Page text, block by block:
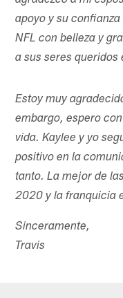
apoyo y su
NFL con belleza y
a sus seres queridos
Estoy muy
embargo, espero
vida. Kaylee y yo
positivo en la
tanto. La mejor de
2020 y la franquicia
Sinceramente,
Travis